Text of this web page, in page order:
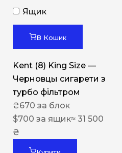
Ящик
В Кошик
Kent (8) King Size —
Черновцы сигарети з
турбо фільтром
₴670 за блок
$700 за ящик≈ 31 500
₴